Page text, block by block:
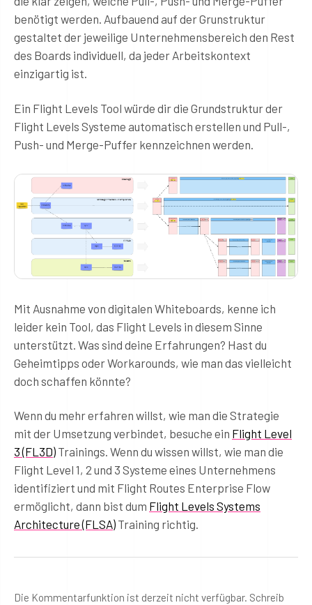
benötigt werden. Aufbauend auf der Grunstruktur
gestaltet der jeweilige Unternehmensbereich den Rest
des Boards individuell, da jeder Arbeitskontext
einzigartig ist.
Ein Flight Levels Tool würde dir die Grundstruktur der
Flight Levels Systeme automatisch erstellen und Pull-,
Push- und Merge-Puffer kennzeichnen werden.
Mit Ausnahme von digitalen Whiteboards, kenne ich
leider kein Tool, das Flight Levels in diesem Sinne
unterstützt. Was sind deine Erfahrungen? Hast du
Geheimtipps oder Workarounds, wie man das vielleicht
doch schaffen könnte?
Wenn du mehr erfahren willst, wie man die Strategie
mit der Umsetzung verbindet, besuche ein Flight Level
3 (FL3D) Trainings. Wenn du wissen willst, wie man die
Flight Level 1, 2 und 3 Systeme eines Unternehmens
identifiziert und mit Flight Routes Enterprise Flow
ermöglicht, dann bist dum Flight Levels Systems
Architecture (FLSA) Training richtig.
Die Kommentarfunktion ist derzeit nicht verfügbar. Schreib